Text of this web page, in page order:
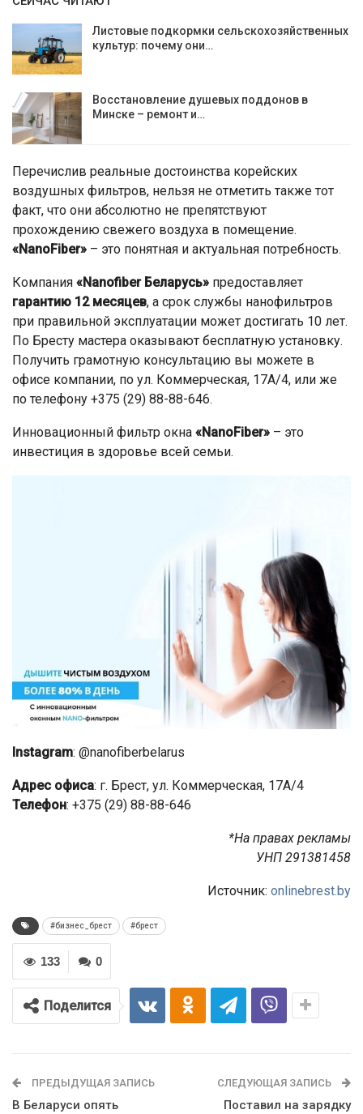
Листовые подкормки сельскохозяйственных
культур: почему они…
Восстановление душевых поддонов в
Минске – ремонт и…
Перечислив реальные достоинства корейских
воздушных фильтров, нельзя не отметить также тот
факт, что они абсолютно не препятствуют
прохождению свежего воздуха в помещение.
«NanoFiber» – это понятная и актуальная потребность.
Компания «Nanofiber Беларусь» предоставляет
гарантию 12 месяцев, а срок службы нанофильтров
при правильной эксплуатации может достигать 10 лет.
По Бресту мастера оказывают бесплатную установку.
Получить грамотную консультацию вы можете в
офисе компании, по ул. Коммерческая, 17А/4, или же
по телефону +375 (29) 88-88-646.
Инновационный фильтр окна «NanoFiber» – это
инвестиция в здоровье всей семьи.
Instagram: @nanofiberbelarus
Адрес офиса: г. Брест, ул. Коммерческая, 17А/4
Телефон: +375 (29) 88-88-646
*На правах рекламы
УНП 291381458
Источник: onlinebrest.by
#бизнес_брест #брест
0
133
Поделится
ПРЕДЫДУЩАЯ ЗАПИСЬ
В Беларуси опять
СЛЕДУЮЩАЯ ЗАПИСЬ
Поставил на зарядку